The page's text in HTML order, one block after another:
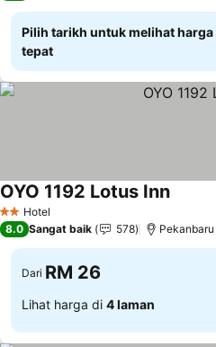
Pilih tarikh untuk melihat harga
tepat
2 Bintang
Hotel
OYO 1192 Lotus Inn
8.0 Sangat baik 578 Pekanbaru
Dari RM 26
Lihat harga di 4 laman